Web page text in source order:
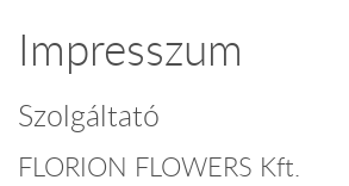
Impresszum
Szolgáltató
FLORION FLOWERS Kft.